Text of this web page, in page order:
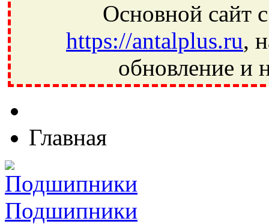
Основной сайт
https://antalplus.ru,
обновление и
Ивантеевка, подшипники, пневматика, метизы, техника,
Главная
Подшипники